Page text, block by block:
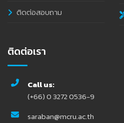
ติดต่อสอบถาม
ติดต่อเรา
Call us:
(+66) 0 3272 0536-9
saraban@mcru.ac.th